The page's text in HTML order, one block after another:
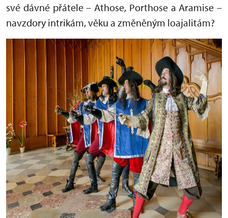
své dávné přátele – Athose, Porthose a Aramise –
navzdory intrikám, věku a změněným loajalitám?